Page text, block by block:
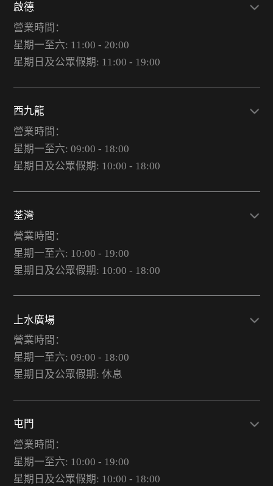
啟德
營業時間：
星期一至六: 11:00 - 20:00
星期日及公眾假期: 11:00 - 19:00
西九龍
營業時間：
星期一至六: 09:00 - 18:00
星期日及公眾假期: 10:00 - 18:00
荃灣
營業時間：
星期一至六: 10:00 - 19:00
星期日及公眾假期: 10:00 - 18:00
上水廣場
營業時間：
星期一至六: 09:00 - 18:00
星期日及公眾假期: 休息
屯門
營業時間：
星期一至六: 10:00 - 19:00
星期日及公眾假期: 10:00 - 18:00